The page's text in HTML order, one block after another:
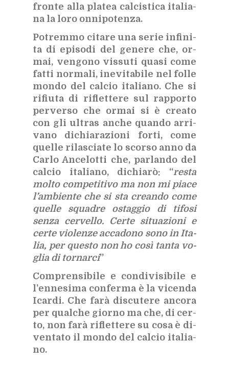
fron­te alla pla­tea cal­ci­sti­ca ita­lia­
na la loro on­ni­po­ten­za.
Po­trem­mo ci­ta­re una se­rie in­fi­ni­
ta di epi­so­di del ge­ne­re che, or­
mai, ven­go­no vis­su­ti qua­si come
fat­ti nor­ma­li, ine­vi­ta­bi­le nel fol­le
mon­do del cal­cio ita­lia­no. Che si
ri­fiu­ta di ri­flet­te­re sul rap­por­to
per­ver­so che or­mai si è crea­to
con gli ul­tras an­che quan­do ar­ri­
va­no di­chia­ra­zio­ni for­ti, come
quel­le ri­la­scia­te lo scor­so anno da
Car­lo An­ce­lot­ti che, par­lan­do del
cal­cio ita­lia­no, di­chia­rò: “re­sta
mol­to com­pe­ti­ti­vo ma non mi pia­ce
l’am­bien­te che si sta crean­do come
quel­le squa­dre ostag­gio di ti­fo­si
sen­za cer­vel­lo. Cer­te si­tua­zio­ni e
cer­te vio­len­ze ac­ca­do­no sono in Ita­
lia, per que­sto non ho così tan­ta vo­
glia di tor­nar­ci”
Com­pren­si­bi­le e con­di­vi­si­bi­le e
l’en­ne­si­ma con­fer­ma è la vi­cen­da
Icar­di. Che farà di­scu­te­re an­co­ra
per qual­che gior­no ma che, di cer­
to, non farà ri­flet­te­re su cosa è di­
ven­ta­to il mon­do del cal­cio ita­lia­
no.